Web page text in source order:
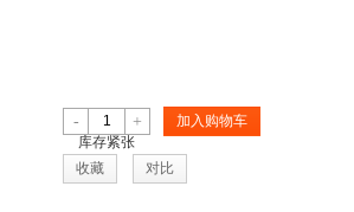
- +
库存紧张
加入购物车
收藏 对比